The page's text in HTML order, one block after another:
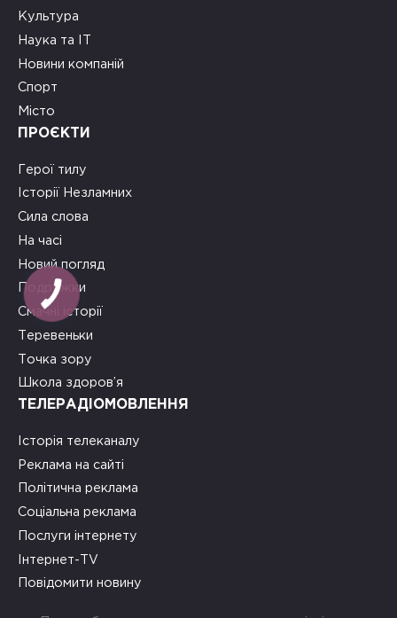
Культура
Наука та ІТ
Новини компаній
Спорт
Місто
ПРОЄКТИ
Герої тилу
Історії Незламних
Сила слова
На часі
Новий погляд
Подружки
Смачні історії
Теревеньки
Точка зору
Школа здоров’я
ТЕЛЕРАДІОМОВЛЕННЯ
Історія телеканалу
Реклама на сайті
Політична реклама
Соціальна реклама
Послуги інтернету
Інтернет-TV
Повідомити новину